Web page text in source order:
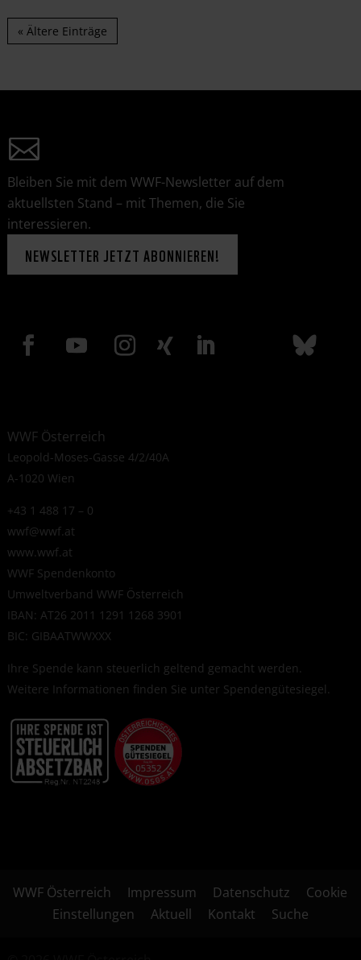
« Ältere Einträge
Bleiben Sie mit dem WWF-Newsletter auf dem
aktuellsten Stand – mit Themen, die Sie
interessieren.
NEWSLETTER JETZT ABONNIEREN!
WWF Österreich
Leopold-Moses-Gasse 4/2/40A
A-1020 Wien
+43 1 488 17 – 0
wwf@wwf.at
www.wwf.at
WWF Spendenkonto
Umweltverband WWF Österreich
IBAN: AT26 2011 1291 1268 3901
BIC: GIBAATWWXXX
Ihre Spende kann steuerlich geltend gemacht werden.
Weitere Informationen finden Sie unter Spendengütesiegel.
WWF Österreich Impressum Datenschutz
Cookie
Einstellungen
Aktuell Kontakt Suche